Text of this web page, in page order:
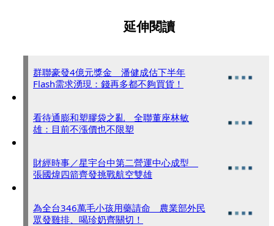
延伸閱讀
群聯豪發4億元獎金 潘健成估下半年
Flash需求湧現：錢再多都不夠買貨！
看待通膨和塑膠袋之亂 全聯董座林敏
雄：目前不漲價也不限塑
財經時事／星宇台中第二營運中心成型
張國煒四箭齊發挑戰航空雙雄
為全台346萬毛小孩用藥請命 農業部外民
眾發雞排、喝珍奶齊關切！